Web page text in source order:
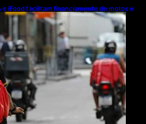
e iFood facilitam financiamento de motos e
elétricas para entregadores